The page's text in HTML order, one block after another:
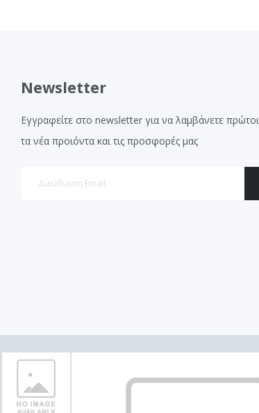
Newsletter
Εγγραφείτε στο newsletter για να λαμβάνετε πρώτοι
τα νέα προιόντα και τις προσφορές μας